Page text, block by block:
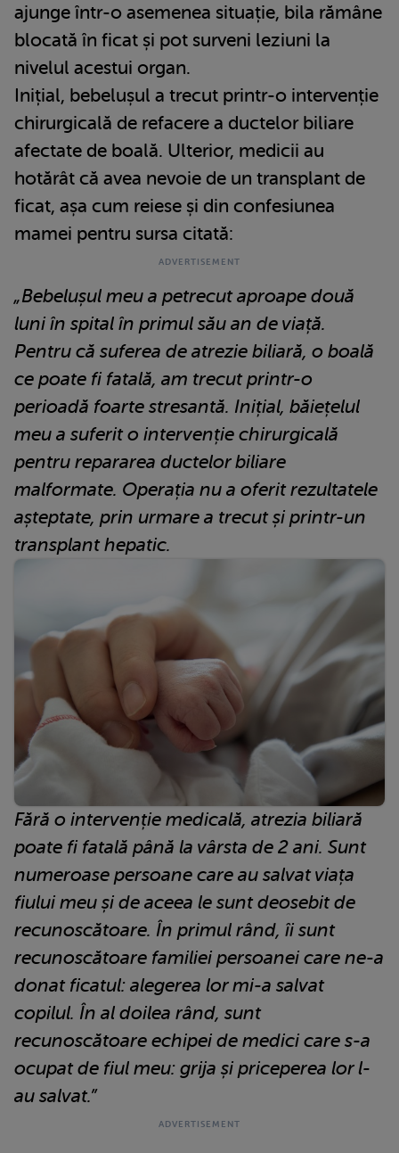
ajunge într-o asemenea situație, bila rămâne
blocată în ficat și pot surveni leziuni la
nivelul acestui organ.
Inițial, bebelușul a trecut printr-o intervenție
chirurgicală de refacere a ductelor biliare
afectate de boală. Ulterior, medicii au
hotărât că avea nevoie de un transplant de
ficat, așa cum reiese și din confesiunea
mamei pentru sursa citată:
„Bebelușul meu a petrecut aproape două
luni în spital în primul său an de viață.
Pentru că suferea de atrezie biliară, o boală
ce poate fi fatală, am trecut printr-o
perioadă foarte stresantă. Inițial, băiețelul
meu a suferit o intervenție chirurgicală
pentru repararea ductelor biliare
malformate. Operația nu a oferit rezultatele
așteptate, prin urmare a trecut și printr-un
transplant hepatic.
Fără o intervenție medicală, atrezia biliară
poate fi fatală până la vârsta de 2 ani. Sunt
numeroase persoane care au salvat viața
fiului meu și de aceea le sunt deosebit de
recunoscătoare. În primul rând, îi sunt
recunoscătoare familiei persoanei care ne-a
donat ficatul: alegerea lor mi-a salvat
copilul. În al doilea rând, sunt
recunoscătoare echipei de medici care s-a
ocupat de fiul meu: grija și priceperea lor l-
au salvat.”